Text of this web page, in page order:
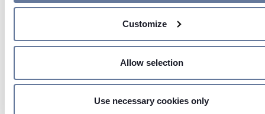
Find out more about how your personal data is processed
your preferences in thedetails section.
collect information from your device. Necessary cookies are
which are strictly necessary for the operation of this
Customize
Allow selection
Use necessary cookies only